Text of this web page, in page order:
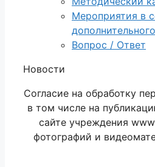
Мероприятия в
Вопрос / Ответ
Новости
Согласие на обработку
в том числе на
сайте учреждения
фотографий и